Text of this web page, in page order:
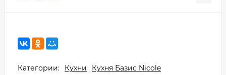
Категории: Кухни Кухня Базис Nicole